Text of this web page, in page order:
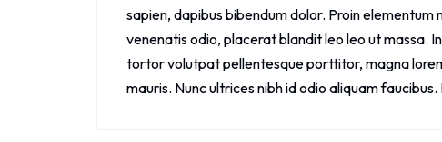
sapien, dapibus bibendum dolor. Proin
venenatis odio, placerat blandit leo leo ut massa.
tortor volutpat pellentesque porttitor, magna
mauris. Nunc ultrices nibh id odio aliquam